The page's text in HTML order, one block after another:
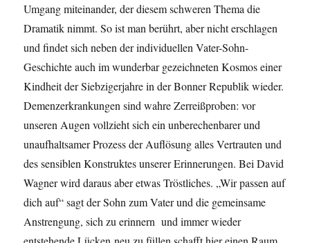
Umgang miteinander, der diesem schweren Thema die
Dramatik nimmt. So ist man berührt, aber nicht erschlagen
und findet sich neben der individuellen Vater-Sohn-
Geschichte auch im wunderbargezeichneten Kosmos einer
Kindheit der Siebzigerjahre inder Bonner Republikwieder.
Demenzerkrankungen sindwahreZerreißproben: vor
unseren Augen vollzieht sich ein unberechenbarer und
unaufhaltsamer Prozessder Auflösung allesVertrauten und
des sensiblen Konstruktes unserer Erinnerungen. Bei David
Wagner wird daraus aberetwas Tröstliches. „Wir passen auf
dich auf“ sagt der Sohn zum Vater unddie gemeinsame
Anstrengung, sich zu erinnern und immer wieder